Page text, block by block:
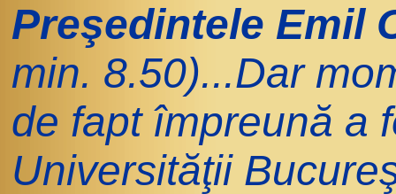
Preşedintele Emil
min. 8.50)...Dar
de fapt împreună a
Universităţii